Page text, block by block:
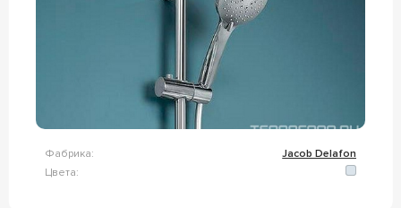
Фабрика:
Jacob Delafon
Цвета: